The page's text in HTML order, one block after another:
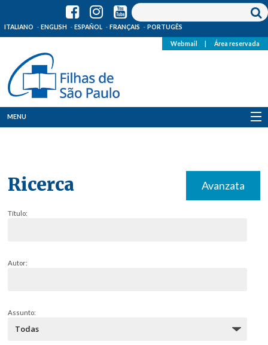
ITALIANO ENGLISH ESPAÑOL FRANÇAIS PORTUGÊS
Webmail Área reservada
MENU
Ricerca Avanzata
Título:
Autor:
Assunto: